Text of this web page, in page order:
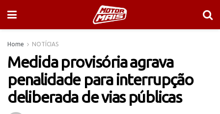
Home NOTÍCIAS
Medida provisória agrava
penalidade para interrupção
deliberada de vias públicas